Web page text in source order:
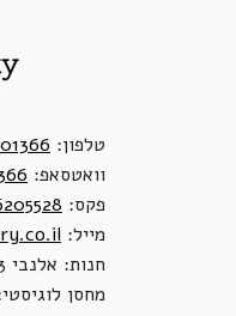
טלפון:
וואטסאפ:
פקס:
מייל:
חנות: אלנבי 33 תל אביב
מחסן לוגיסטי: